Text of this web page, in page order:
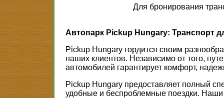
Для бронирования
Автопарк Pickup Hungary: Транспорт
Pickup Hungary гордится своим
наших клиентов. Независимо от того,
автомобилей гарантирует комфорт,
Pickup Hungary предоставляет полный
удобные и беспроблемные поездки. Наши